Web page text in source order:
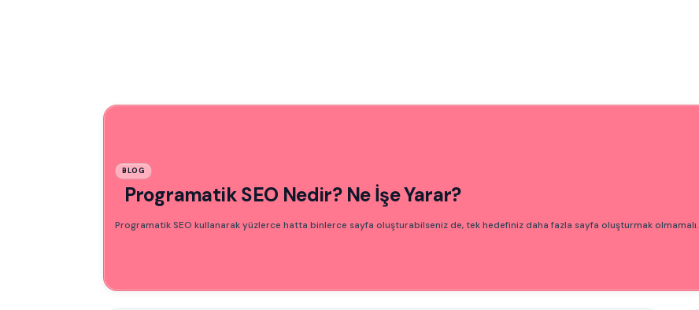
BLOG
Programatik SEO Nedir? Ne İşe Yarar?
Programatik SEO kullanarak yüzlerce hatta binlerce sayfa oluşturabilseniz de, tek hedefiniz daha fazla sayfa oluşturmak olmamalı.